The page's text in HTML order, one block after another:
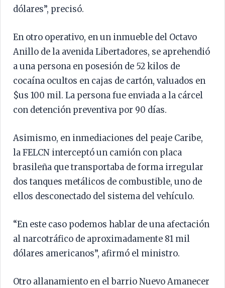
dólares”, precisó.
En otro operativo, en un inmueble del Octavo
Anillo de la avenida Libertadores, se aprehendió
a una persona en posesión de 52 kilos de
cocaína ocultos en cajas de cartón, valuados en
$us 100 mil. La persona fue enviada a la cárcel
con detención preventiva por 90 días.
Asimismo, en inmediaciones del peaje Caribe,
la FELCN interceptó un camión con placa
brasileña que transportaba de forma irregular
dos tanques metálicos de combustible, uno de
ellos desconectado del sistema del vehículo.
“En este caso podemos hablar de una afectación
al narcotráfico de aproximadamente 81 mil
dólares americanos”, afirmó el ministro.
Otro allanamiento en el barrio Nuevo Amanecer